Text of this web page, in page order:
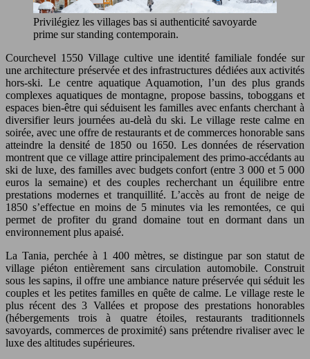
Privilégiez les villages bas si authenticité savoyarde
prime sur standing contemporain.
Courchevel 1550 Village cultive une identité familiale fondée sur
une architecture préservée et des infrastructures dédiées aux activités
hors-ski. Le centre aquatique Aquamotion, l’un des plus grands
complexes aquatiques de montagne, propose bassins, toboggans et
espaces bien-être qui séduisent les familles avec enfants cherchant à
diversifier leurs journées au-delà du ski. Le village reste calme en
soirée, avec une offre de restaurants et de commerces honorable sans
atteindre la densité de 1850 ou 1650. Les données de réservation
montrent que ce village attire principalement des primo-accédants au
ski de luxe, des familles avec budgets confort (entre 3 000 et 5 000
euros la semaine) et des couples recherchant un équilibre entre
prestations modernes et tranquillité. L’accès au front de neige de
1850 s’effectue en moins de 5 minutes via les remontées, ce qui
permet de profiter du grand domaine tout en dormant dans un
environnement plus apaisé.
La Tania, perchée à 1 400 mètres, se distingue par son statut de
village piéton entièrement sans circulation automobile. Construit
sous les sapins, il offre une ambiance nature préservée qui séduit les
couples et les petites familles en quête de calme. Le village reste le
plus récent des 3 Vallées et propose des prestations honorables
(hébergements trois à quatre étoiles, restaurants traditionnels
savoyards, commerces de proximité) sans prétendre rivaliser avec le
luxe des altitudes supérieures.